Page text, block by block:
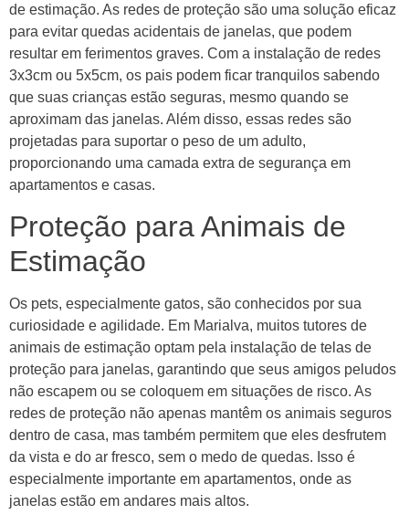
de estimação. As redes de proteção são uma solução eficaz
para evitar quedas acidentais de janelas, que podem
resultar em ferimentos graves. Com a instalação de redes
3x3cm ou 5x5cm, os pais podem ficar tranquilos sabendo
que suas crianças estão seguras, mesmo quando se
aproximam das janelas. Além disso, essas redes são
projetadas para suportar o peso de um adulto,
proporcionando uma camada extra de segurança em
apartamentos e casas.
Proteção para Animais de
Estimação
Os pets, especialmente gatos, são conhecidos por sua
curiosidade e agilidade. Em Marialva, muitos tutores de
animais de estimação optam pela instalação de telas de
proteção para janelas, garantindo que seus amigos peludos
não escapem ou se coloquem em situações de risco. As
redes de proteção não apenas mantêm os animais seguros
dentro de casa, mas também permitem que eles desfrutem
da vista e do ar fresco, sem o medo de quedas. Isso é
especialmente importante em apartamentos, onde as
janelas estão em andares mais altos.